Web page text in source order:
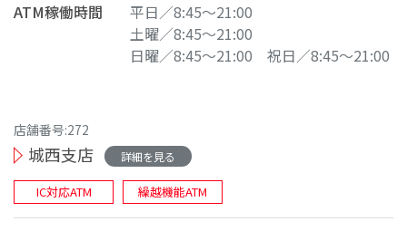
ATM稼働時間
平日／8:45～21:00
土曜／8:45～21:00
日曜／8:45～21:00
祝日／8:45～21:00
店舗番号:272
城西支店 詳細を見る
IC対応ATM 繰越機能ATM